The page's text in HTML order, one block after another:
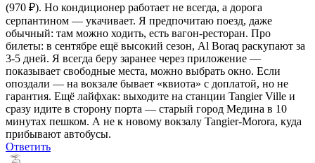
(970 ₽). Но кондиционер работает не всегда, а дорога
серпантином — укачивает. Я предпочитаю поезд, даже
обычный: там можно ходить, есть вагон-ресторан. Про
билеты: в сентябре ещё высокий сезон, Al Boraq раскупают за
3-5 дней. Я всегда беру заранее через приложение —
показывает свободные места, можно выбрать окно. Если
опоздали — на вокзале бывает «квиота» с доплатой, но не
гарантия. Ещё лайфхак: выходите на станции Tangier Ville и
сразу идите в сторону порта — старый город Mедина в 10
минутах пешком. А не к новому вокзалу Tangier-Morora, куда
прибывают автобусы.
Ответить